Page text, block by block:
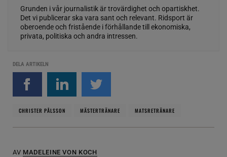
Grunden i vår journalistik är trovärdighet och opartiskhet.
Det vi publicerar ska vara sant och relevant. Ridsport är
oberoende och fristående i förhållande till ekonomiska,
privata, politiska och andra intressen.
DELA ARTIKELN
CHRISTER PÅLSSON MÄSTERTRÄNARE MATSRETRÄNARE
AV MADELEINE VON KOCH